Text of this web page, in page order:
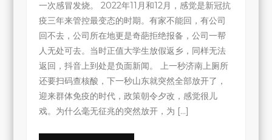
一次感冒发烧。 2022年11月和12月，感觉是新冠抗
疫三年来管控最变态的时期。有家不能回，有公司
回不去，公司所在地更是奇葩拒绝报备，公司一帮
人无处可去。当时正值大学生放假返乡，同样无法
返回，抖音上到处是负面新闻。 上一秒济南上厕所
还要扫码查核酸，下一秒山东就突然全部放开了，
迎来群体免疫的时代，政策朝令夕改，感觉很儿
戏。为什么毫无征兆的突然放开，为 […]